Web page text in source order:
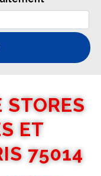
STORES
ET
75014